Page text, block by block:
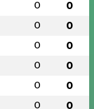
0 0
0 0
0 0
0 0
0 0
0 0